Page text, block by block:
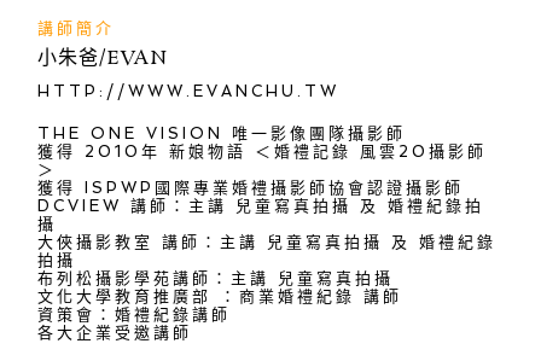
講師簡介
小朱爸/EVAN
HTTP://WWW.EVANCHU.TW
THE ONE VISION 唯一影像團隊攝影師
獲得 2010年 新娘物語 ＜婚禮記錄 風雲20攝影師
＞
獲得 ISPWP國際專業婚禮攝影師協會認證攝影師
DCVIEW 講師：主講 兒童寫真拍攝 及 婚禮紀錄拍
攝
大俠攝影教室 講師：主講 兒童寫真拍攝 及 婚禮紀錄
拍攝
布列松攝影學苑講師：主講 兒童寫真拍攝
文化大學教育推廣部 ：商業婚禮紀錄 講師
資策會：婚禮紀錄講師
各大企業受邀講師